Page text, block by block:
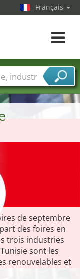
de septembre
des foires en
trois industries
sont les
renouvelables et
Français
Toggle
de foire